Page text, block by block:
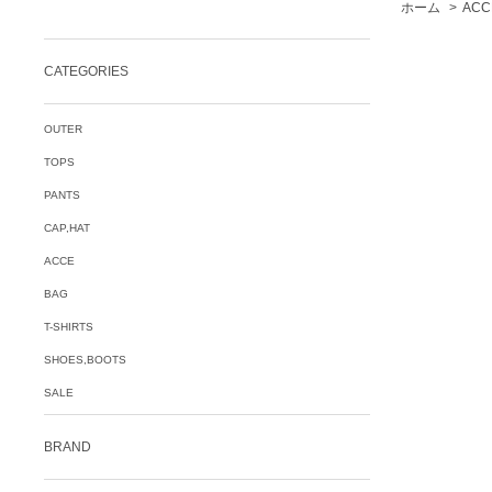
ホーム >
CATEGORIES
OUTER
TOPS
PANTS
CAP,HAT
ACCE
BAG
T-SHIRTS
SHOES,BOOTS
SALE
BRAND